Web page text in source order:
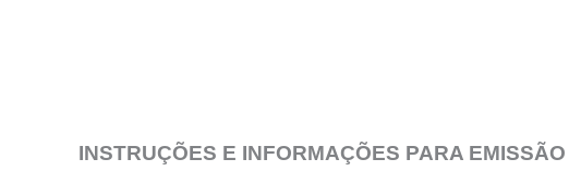
INSTRUÇÕES E INFORMAÇÕES PARA